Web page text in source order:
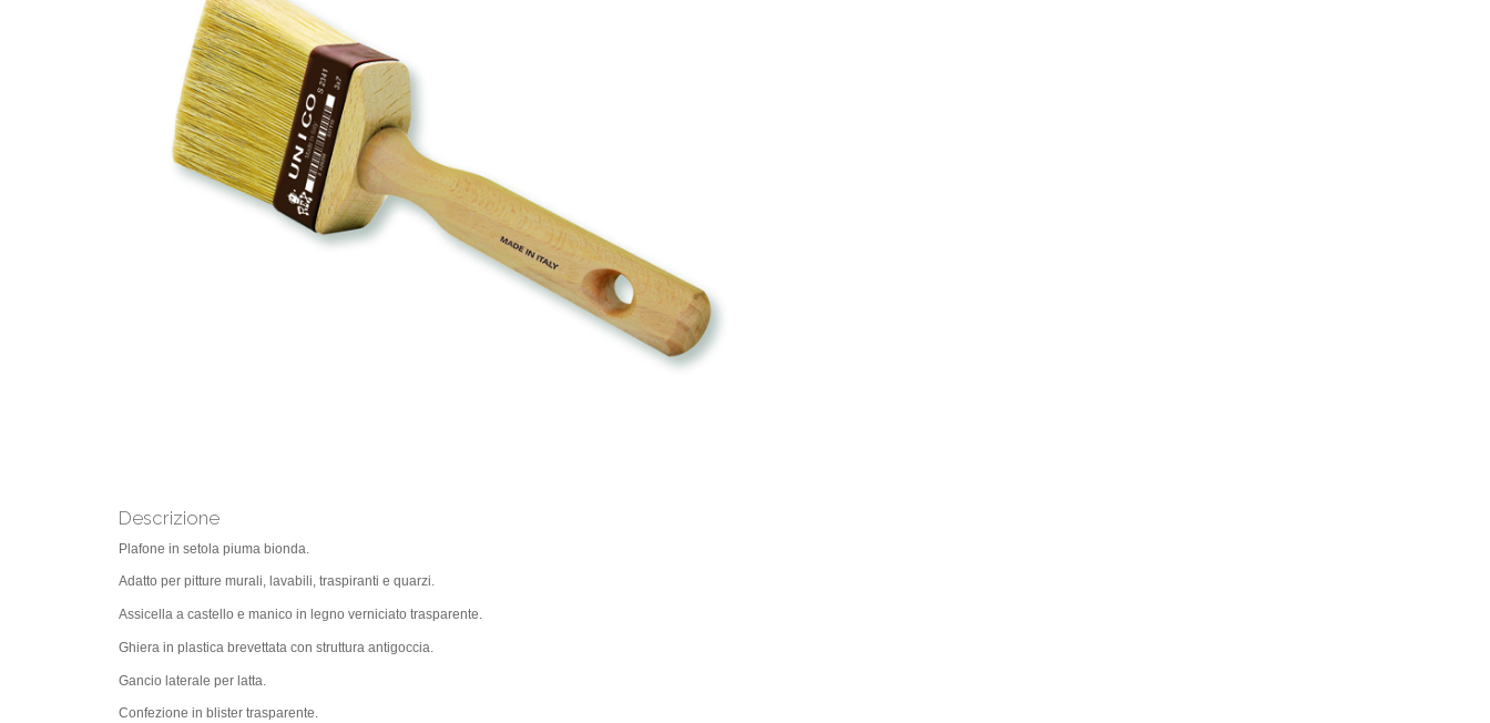
Descrizione
Plafone in setola piuma bionda.
Adatto per pitture murali, lavabili, traspiranti e quarzi.
Assicella a castello e manico in legno verniciato trasparente.
Ghiera in plastica brevettata con struttura antigoccia.
Gancio laterale per latta.
Confezione in blister trasparente.